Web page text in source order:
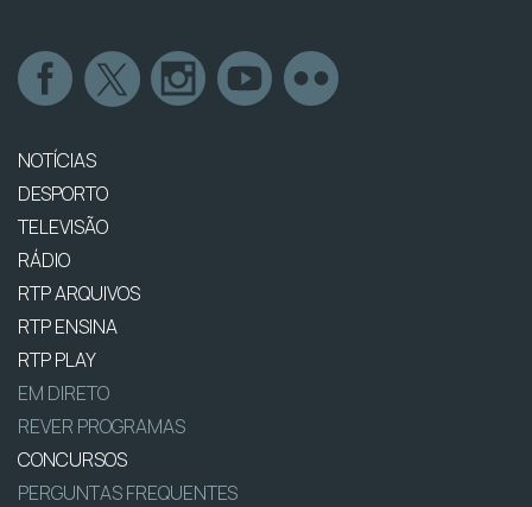
NOTÍCIAS
DESPORTO
TELEVISÃO
RÁDIO
RTP ARQUIVOS
RTP ENSINA
RTP PLAY
EM DIRETO
REVER PROGRAMAS
CONCURSOS
PERGUNTAS FREQUENTES